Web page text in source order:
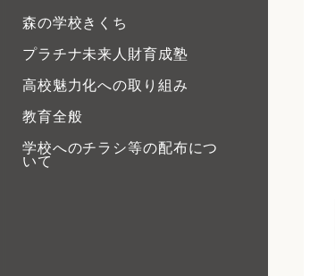
森の学校きくち
プラチナ未来人財育成塾
高校魅力化への取り組み
教育全般
学校へのチラシ等の配布につ
いて